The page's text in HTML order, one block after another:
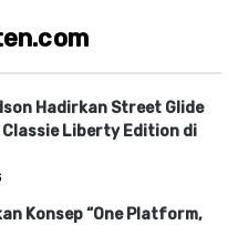
Hadirkan Street Glide
Liberty Edition di
Konsep “One Platform,